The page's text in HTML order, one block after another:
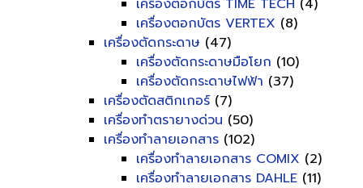
เครื่องตอกบัตร TIME TECH (4)
เครื่องตอกบัตร VERTEX (8)
เครื่องตัดกระดาษ (47)
เครื่องตัดกระดาษมือโยก (10)
เครื่องตัดกระดาษไฟฟ้า (37)
เครื่องตัดสติกเกอร์ (7)
เครื่องทำตรายางด่วน (50)
เครื่องทำลายเอกสาร (102)
เครื่องทำลายเอกสาร COMIX (2)
เครื่องทำลายเอกสาร DAHLE (11)